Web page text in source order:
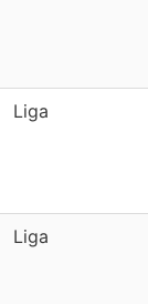
Liga
Liga